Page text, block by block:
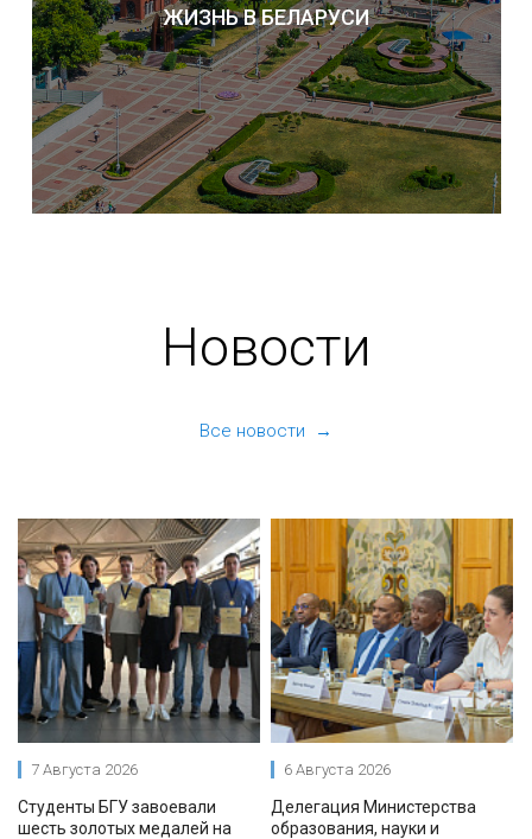
ЖИЗНЬ В БЕЛАРУСИ
Новости
Все новости →
7 Августа 2026
Студенты БГУ завоевали
шесть золотых медалей на
6 Августа 2026
Делегация Министерства
образования, науки и